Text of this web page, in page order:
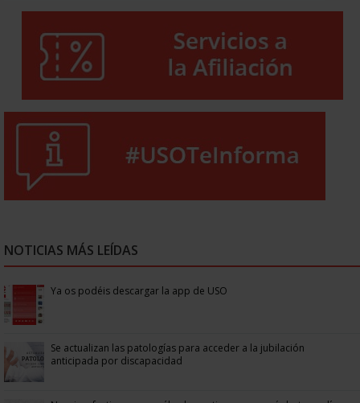
NOTICIAS MÁS LEÍDAS
Ya os podéis descargar la app de USO
Se actualizan las patologías para acceder a la jubilación
anticipada por discapacidad